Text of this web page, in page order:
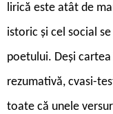
lirică este atât de
istoric și cel social
poetului. Deși
rezumativă, cvasi-
toate că unele